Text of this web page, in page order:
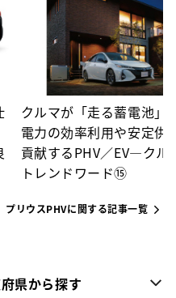
クルマが「走る蓄電池」
電力の効率利用や安定供
貢献するPHV／EV―クル
トレンドワード⑮
プリウスPHVに関する記事一覧
県から探す